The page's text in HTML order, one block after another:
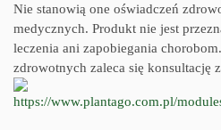
Nie stanowią one oświadczeń
medycznych. Produkt nie jest
leczenia ani zapobiegania
zdrowotnych zaleca się konsultację